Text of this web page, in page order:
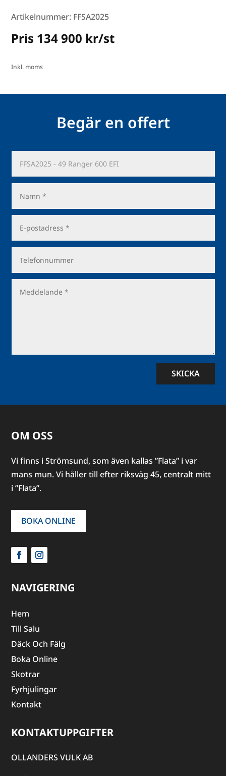
Artikelnummer: FFSA2025
Pris 134 900 kr/st
Inkl. moms
Begär en offert
SKICKA
OM OSS
Vi finns i Strömsund, som även kallas ”Flata” i var
mans mun. Vi håller till efter riksväg 45, centralt mitt
i ”Flata”.
BOKA ONLINE
NAVIGERING
Hem
Till Salu
Däck Och Fälg
Boka Online
Skotrar
Fyrhjulingar
Kontakt
KONTAKTUPPGIFTER
OLLANDERS VULK AB